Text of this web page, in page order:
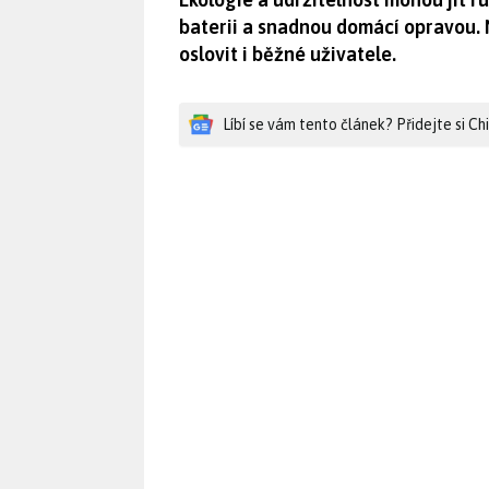
baterii a snadnou domácí
oslovit i běžné uživatele.
Líbí se vám tento článek? Přidejte si